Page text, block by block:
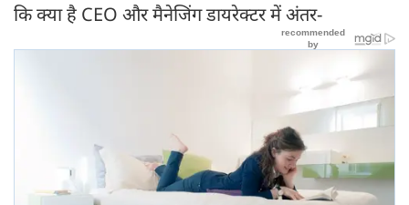
कि क्या है CEO और मैनेजिंग डायरेक्टर में अंतर-